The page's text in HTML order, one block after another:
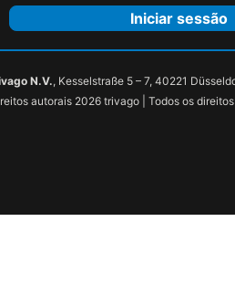
Iniciar sessão
N.V., Kesselstraße 5 – 7, 40221
autorais 2026 trivago | Todos os